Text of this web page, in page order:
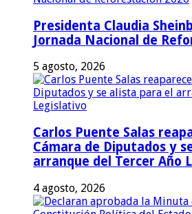
Presidenta Claudia
Jornada Nacional de
5 agosto, 2026
Carlos Puente Salas
Cámara de Diputados y
arranque del Tercer Año
4 agosto, 2026